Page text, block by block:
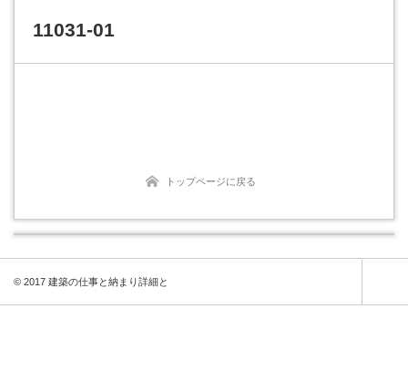
11031-01
トップページに戻る
© 2017 建築の仕事と納まり詳細と